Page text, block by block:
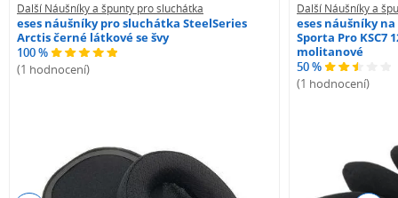
Další Náušníky a špunty pro sluchátka
eses náušníky pro sluchátka SteelSeries
Arctis černé látkové se švy
100 %
(1 hodnocení)
Další Náušníky a
eses náušníky
Sporta Pro KSC7
molitanové
50 %
(1 hodnocení)